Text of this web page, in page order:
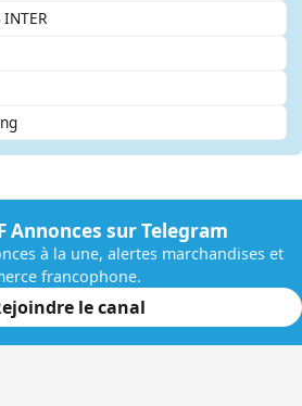
INTER
Annonces sur Telegram
à la une, alertes marchandises et
francophone.
le canal